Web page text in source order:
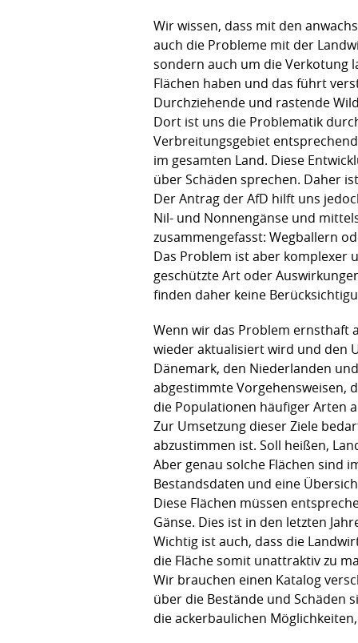
Wir wissen, dass mit den
auch die Probleme mit der
sondern auch um die Verkotung
Flächen haben und das führt
Durchziehende und rastende
Dort ist uns die Problematik
Verbreitungsgebiet
im gesamten Land. Diese
über Schäden sprechen. Daher
Der Antrag der AfD hilft uns
Nil- und Nonnengänse und
zusammengefasst: Wegballern
Das Problem ist aber komplexer
geschützte Art oder
finden daher keine
Wenn wir das Problem ernsthaft
wieder aktualisiert wird und den
Dänemark, den Niederlanden
abgestimmte Vorgehensweisen,
die Populationen häufiger Arten
Zur Umsetzung dieser Ziele
abzustimmen ist. Soll heißen,
Aber genau solche Flächen sind
Bestandsdaten und eine
Diese Flächen müssen
Gänse. Dies ist in den letzten
Wichtig ist auch, dass die
die Fläche somit unattraktiv zu
Wir brauchen einen Katalog
über die Bestände und Schäden
die ackerbaulichen